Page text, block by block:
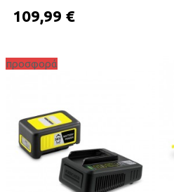
109,99 €
προσφορά